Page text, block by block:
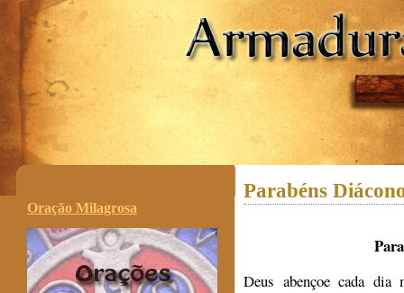
.
Oração Milagrosa
Parabéns
Deus abençoe cada